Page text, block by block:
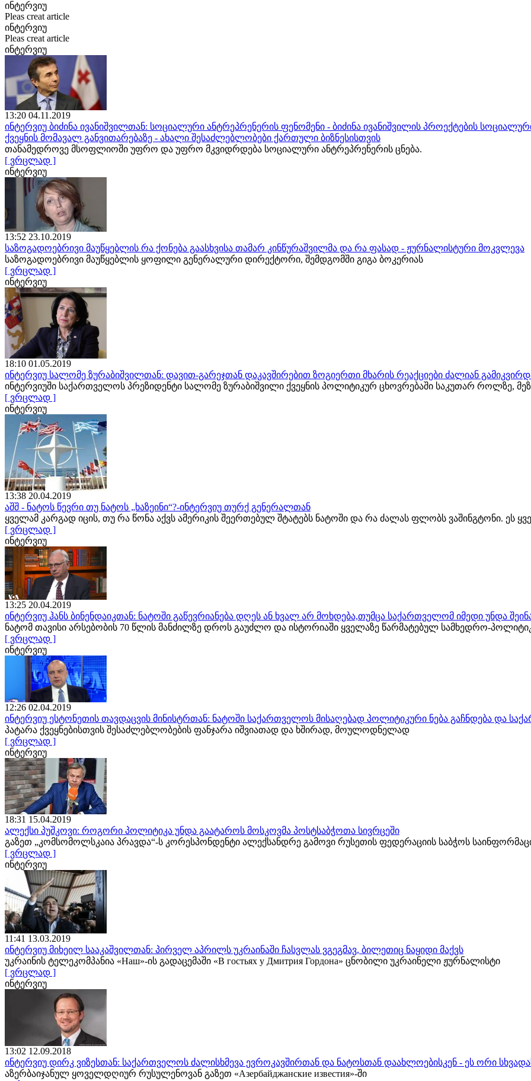
ინტერვიუ
Pleas creat article
ინტერვიუ
Pleas creat article
ინტერვიუ
13:20 04.11.2019
ინტერვიუ ბიძინა ივანიშვილთან: სოციალური ანტრეპრენერის ფენომენი - ბიძინა ივანიშვილის პროექტების
ქვეყნის მომავალ განვითარებაზე - ახალი შესაძლებლობები ქართული ბიზნესისთვის
თანამედროვე მსოფლიოში უფრო და უფრო მკვიდრდება სოციალური ანტრეპრენერის ცნება.
[ ვრცლად ]
ინტერვიუ
13:52 23.10.2019
საზოგადოებრივი მაუწყებლის რა ქონება გაასხვისა თამარ კინწურაშვილმა და რა ფასად - ჟურნალისტური მოკვლევა
საზოგადოებრივი მაუწყებლის ყოფილი გენერალური დირექტორი, შემდგომში გიგა ბოკერიას
[ ვრცლად ]
ინტერვიუ
18:10 01.05.2019
ინტერვიუ სალომე ზურაბიშვილთან: დავით-გარეჯთან დაკავშირებით ზოგიერთი მხარის რეაქციები ძალიან
ინტერვიუში საქართველოს პრეზიდენტი სალომე ზურაბიშვილი ქვეყნის პოლიტიკურ ცხოვრებაში საკუთარ როლზე,
[ ვრცლად ]
ინტერვიუ
13:38 20.04.2019
აშშ - ნატოს წევრი თუ ნატოს „ხაზეინი“?-ინტერვიუ თურქ გენერალთან
ყველამ კარგად იცის, თუ რა წონა აქვს ამერიკის შეერთებულ შტატებს ნატოში და რა ძალას ფლობს ვაშინგტონი. ეს
[ ვრცლად ]
ინტერვიუ
13:25 20.04.2019
ინტერვიუ ჰანს ბინენდაიკთან: ნატოში გაწევრიანება დღეს ან ხვალ არ მოხდება,თუმცა საქართველომ იმედი უნდა
ნატომ თავისი არსებობის 70 წლის მანძილზე დროს გაუძლო და ისტორიაში ყველაზე წარმატებულ სამხედრო-
[ ვრცლად ]
ინტერვიუ
12:26 02.04.2019
ინტერვიუ ესტონეთის თავდაცვის მინისტრთან: ნატოში საქართველოს მისაღებად პოლიტიკური ნება გაჩნდება და
პატარა ქვეყნებისთვის შესაძლებლობების ფანჯარა იშვიათად და ხშირად, მოულოდნელად
[ ვრცლად ]
ინტერვიუ
18:31 15.04.2019
ალექსი პუშკოვი: როგორი პოლიტიკა უნდა გაატაროს მოსკოვმა პოსტსაბჭოთა სივრცეში
გაზეთ „კომსომოლსკაია პრავდა“-ს კორესპონდენტი ალექსანდრე გამოვი რუსეთის ფედერაციის საბჭოს
[ ვრცლად ]
ინტერვიუ
11:41 13.03.2019
ინტერვიუ მიხეილ სააკაშვილთან: პირველ აპრილს უკრაინაში ჩასვლას ვგეგმავ, ბილეთიც ნაყიდი მაქვს
უკრაინის ტელეკომპანია «Наш»-ის გადაცემაში «В гостьях у Дмитрия Гордона» ცნობილი უკრაინელი ჟურნალისტი
[ ვრცლად ]
ინტერვიუ
13:02 12.09.2018
ინტერვიუ დირკ ვიზესთან: საქართველოს ძალისხმევა ევროკავშირთან და ნატოსთან დაახლოებისკენ - ეს ორი
აზერბაიჯანულ ყოველდღიურ რუსულენოვან გაზეთ «Азербайджанские известия»-ში